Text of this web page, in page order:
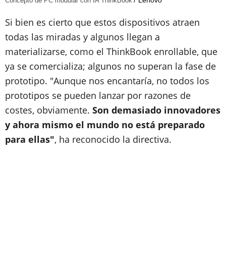
Si bien es cierto que estos dispositivos atraen
todas las miradas y algunos llegan a
materializarse, como el ThinkBook enrollable, que
ya se comercializa; algunos no superan la fase de
prototipo. "Aunque nos encantaría, no todos los
prototipos se pueden lanzar por razones de
costes, obviamente. Son demasiado innovadores
y ahora mismo el mundo no está preparado
para ellas", ha reconocido la directiva.